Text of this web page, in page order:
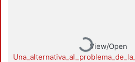
Loading...View/Open